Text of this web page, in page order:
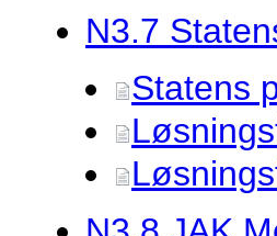
N3.7
Statens